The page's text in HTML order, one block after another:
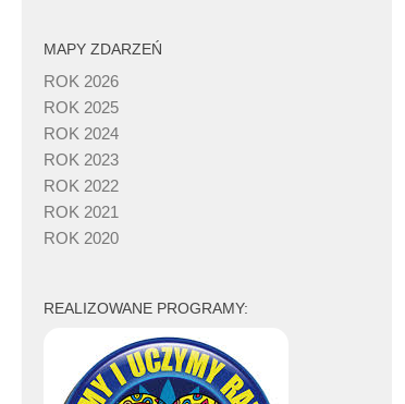
MAPY ZDARZEŃ
ROK 2026
ROK 2025
ROK 2024
ROK 2023
ROK 2022
ROK 2021
ROK 2020
REALIZOWANE PROGRAMY: